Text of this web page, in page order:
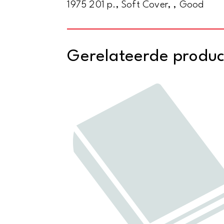
1975 201 p., Soft Cover, , Good
Gerelateerde